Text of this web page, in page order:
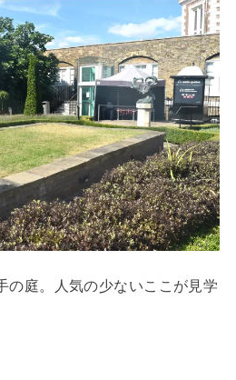
の庭。人気の少ないここが見学